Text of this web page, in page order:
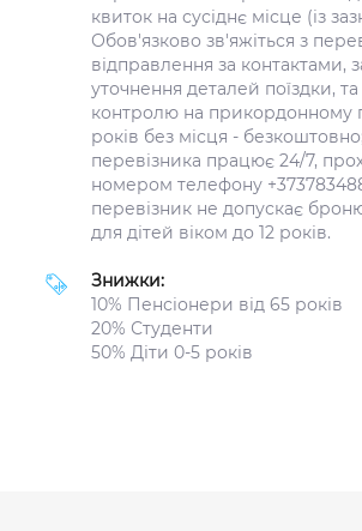
квиток на сусіднє місце (із
Обов'язково зв'яжіться з
відправлення за контактами,
уточнення деталей поїздки,
контролю на прикордонному
років без місця -
перевізника працює 24/7,
номером телефону
перевізник не допускає
для дітей віком до 12 років.
Знижки:
10% Пенсіонери від 65 років
20% Студенти
50% Діти 0-5 років